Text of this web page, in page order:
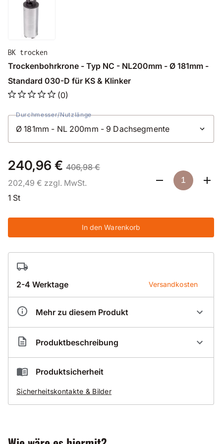
BK trocken
Trockenbohrkrone - Typ NC - NL200mm - Ø 181mm -
Standard 030-D für KS & Klinker
(0)
Durchmesser/Nutzlänge
240,96 € 406,98 €
202,49 € zzgl. MwSt.
1 St
In den Warenkorb
2-4 Werktage Versandkosten
Mehr zu diesem Produkt
Artikelnummer BK1620181
Produktbeschreibung
Trockenbohrkrone mit Dachsegment Standard 030-
mit Bajonett-Verschluss passend zu Cooler-System
Produktsicherheit
Sicherheitskontakte & Bilder